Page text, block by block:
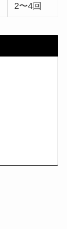
2〜4回